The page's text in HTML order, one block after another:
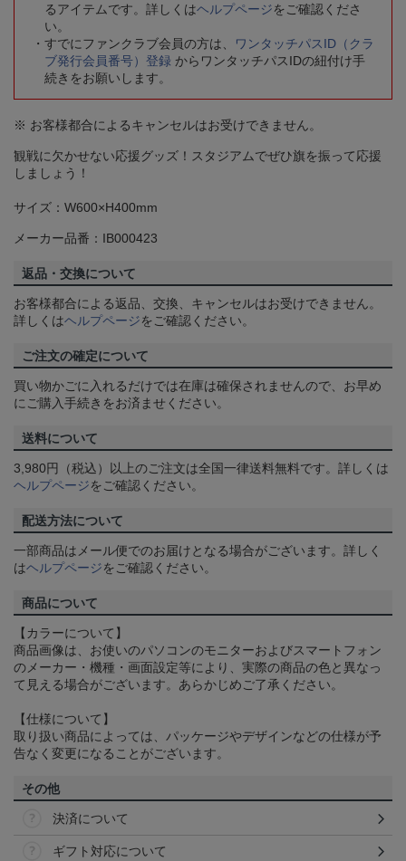
るアイテムです。詳しくはヘルプページをご確認くださ
い。
すでにファンクラブ会員の方は、
ワンタッチパスID（クラ
ブ発行会員番号）登録 からワンタッチパスIDの紐付け手
続きをお願いします。
※ お客様都合によるキャンセルはお受けできません。
観戦に欠かせない応援グッズ！スタジアムでぜひ旗を振って応援
しましょう！
サイズ：W600×H400mm
メーカー品番：IB000423
返品・交換について
お客様都合による返品、交換、キャンセルはお受けできません。
詳しくはヘルプページをご確認ください。
ご注文の確定について
買い物かごに入れるだけでは在庫は確保されませんので、お早め
にご購入手続きをお済ませください。
送料について
3,980円（税込）以上のご注文は全国一律送料無料です。詳しくは
ヘルプページをご確認ください。
配送方法について
一部商品はメール便でのお届けとなる場合がございます。詳しく
はヘルプページをご確認ください。
商品について
【カラーについて】
商品画像は、お使いのパソコンのモニターおよびスマートフォン
のメーカー・機種・画面設定等により、実際の商品の色と異なっ
て見える場合がございます。あらかじめご了承ください。
【仕様について】
取り扱い商品によっては、パッケージやデザインなどの仕様が予
告なく変更になることがございます。
その他
決済について
ギフト対応について